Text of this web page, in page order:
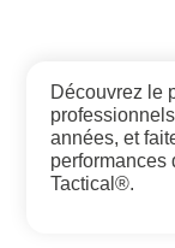
Découvrez le
années, et
performances
Tactical®.